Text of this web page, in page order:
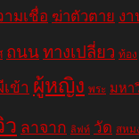
ามเชื่อ ฆ่าตัวตาย ง
ถนนทางเปลี่ยว ท้อง
เข้า ผู้หญิง พระ มหา
ว ลาจาก ลิฟท์ วัด สหม